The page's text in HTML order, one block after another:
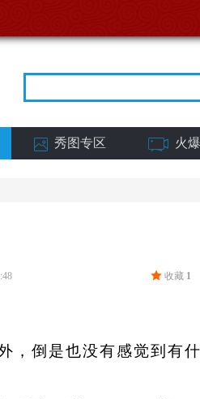
秀图专区 火
收藏 1
，倒是也没有感觉到有